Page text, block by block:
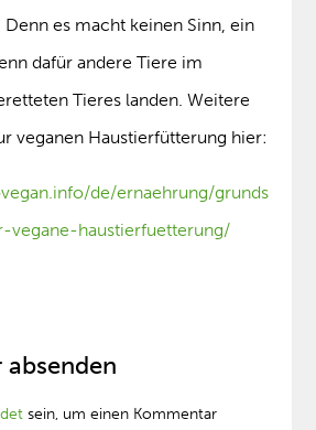
Denn es macht keinen Sinn, ein
dafür andere Tiere im
Tieres landen. Weitere
veganen Haustierfütterung hier:
de/ernaehrung/grunds
vegane-haustierfuetterung/
sein, um einen Kommentar